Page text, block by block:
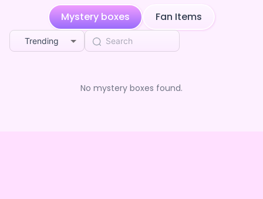
【配信時間】
朝枠 平日 6:30〜7:30
夜枠 毎日 20:30〜23:30
Mystery boxes Fan Items
Trending
No mystery boxes found.